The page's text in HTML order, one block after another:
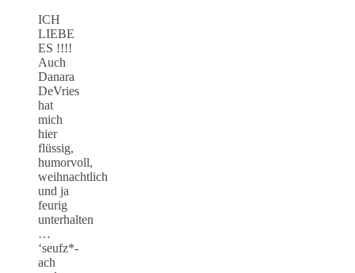
ICH
LIEBE
ES !!!!
Auch
Danara
DeVries
hat
mich
hier
flüssig,
humorvoll,
weihnachtlich
und ja
feurig
unterhalten
…
‘seufz*-
ach